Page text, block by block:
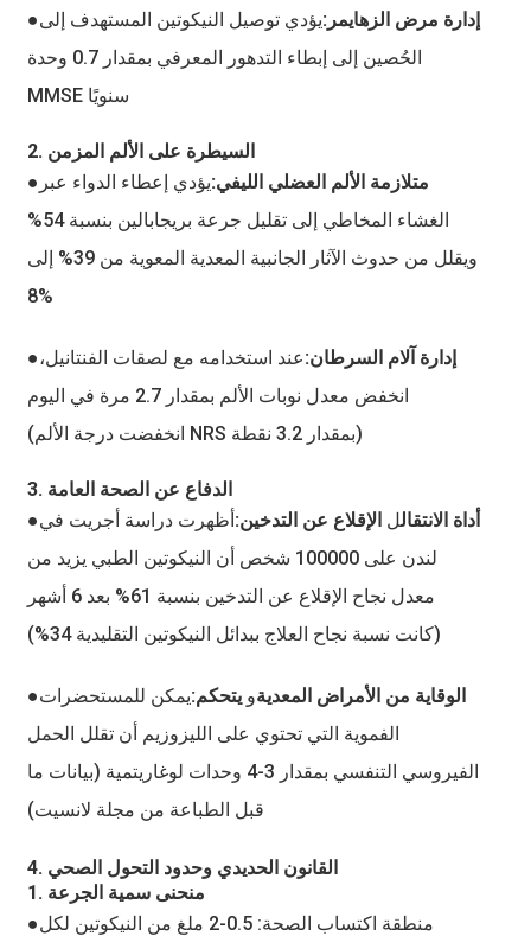
●إدارة مرض الزهايمر:يؤدي توصيل النيكوتين المستهدف إلى
الحُصين إلى إبطاء التدهور المعرفي بمقدار 0.7 وحدة
MMSE سنويًا
2. السيطرة على الألم المزمن
●متلازمة الألم العضلي الليفي:يؤدي إعطاء الدواء عبر
الغشاء المخاطي إلى تقليل جرعة بريجابالين بنسبة 54%
ويقلل من حدوث الآثار الجانبية المعدية المعوية من 39% إلى
8%
●إدارة آلام السرطان:عند استخدامه مع لصقات الفنتانيل،
انخفض معدل نوبات الألم بمقدار 2.7 مرة في اليوم
(انخفضت درجة الألم NRS بمقدار 3.2 نقطة)
3. الدفاع عن الصحة العامة
●أداة الانتقاللالإقلاع عن التدخين:أظهرت دراسة أجريت في
لندن على 100000 شخص أن النيكوتين الطبي يزيد من
معدل نجاح الإقلاع عن التدخين بنسبة 61% بعد 6 أشهر
(كانت نسبة نجاح العلاج ببدائل النيكوتين التقليدية 34%)
●الوقاية من الأمراض المعديةويتحكم:يمكن للمستحضرات
الفموية التي تحتوي على الليزوزيم أن تقلل الحمل
الفيروسي التنفسي بمقدار 3-4 وحدات لوغاريتمية (بيانات ما
قبل الطباعة من مجلة لانسيت)
4. القانون الحديدي وحدود التحول الصحي
1. منحنى سمية الجرعة
●منطقة اكتساب الصحة: ​​0.5-2 ملغ من النيكوتين لكل